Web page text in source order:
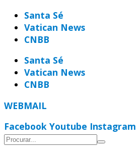
para
Santa Sé
Vatican News
CNBB
Santa Sé
Vatican News
CNBB
WEBMAIL
Facebook Youtube Instagram